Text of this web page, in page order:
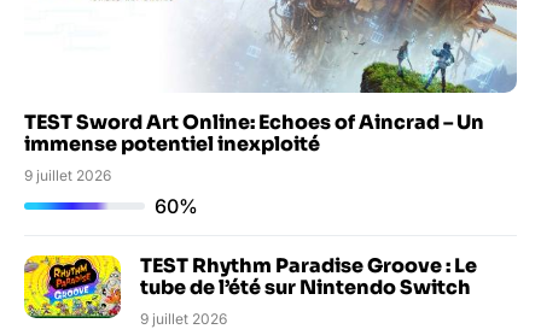
TEST Sword Art Online: Echoes of Aincrad – Un
immense potentiel inexploité
9 juillet 2026
60%
TEST Rhythm Paradise Groove : Le
tube de l’été sur Nintendo Switch
9 juillet 2026